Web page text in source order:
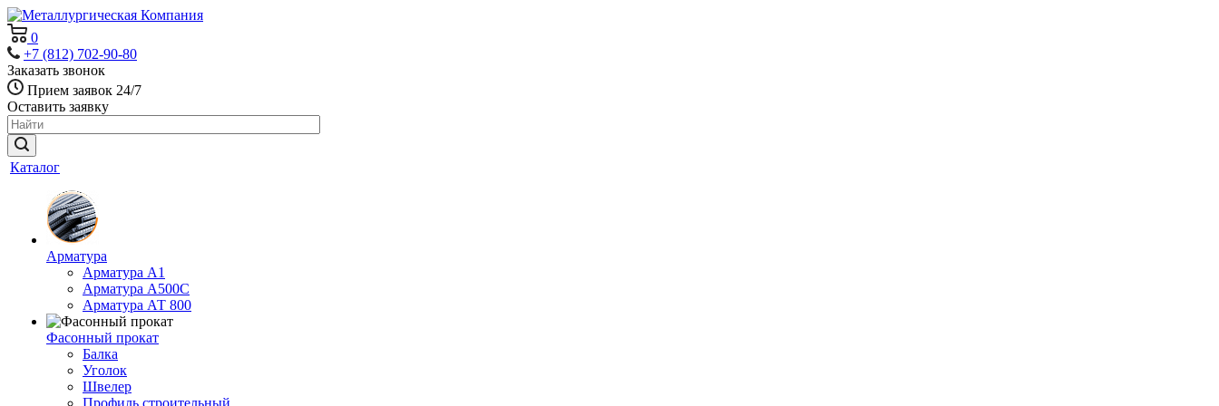
0
+7 (812) 702-90-80
Заказать звонок
Прием заявок 24/7
Оставить заявку
Каталог
Арматура
Арматура А1
Арматура А500С
Арматура АТ 800
Фасонный прокат
Балка
Уголок
Швелер
Профиль строительный